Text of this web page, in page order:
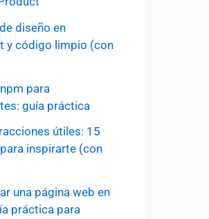
diseño en
y código limpio (con
para
guía práctica
útiles: 15
inspirarte (con
una página web en
práctica para